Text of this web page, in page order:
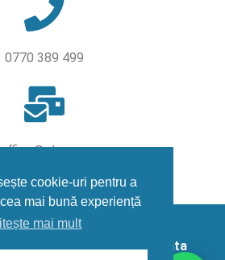
0770 389 499
office@elexa.ro
2024 – Site actualizat la data
cookie-uri pentru a
mai bună experiență
mai mult